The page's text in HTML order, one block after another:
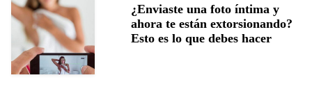
¿Enviaste una foto íntima y
ahora te están extorsionando?
Esto es lo que debes hacer